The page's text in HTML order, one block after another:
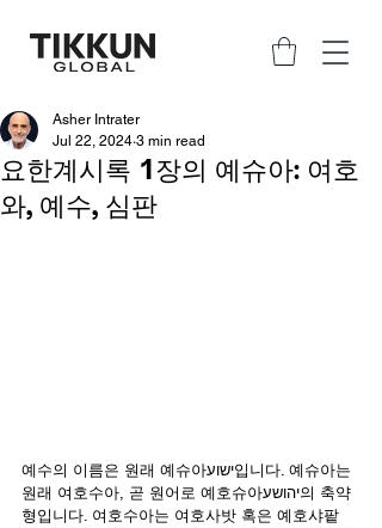
요한계시록 1장의 예슈아: 여호
와, 예수, 심판
Asher Intrater
Jul 22, 2024 3 min read
예수의 이름은 원래 예슈아ישוע입니다. 예슈아는
원래 여호수아, 곧 원어로 예호슈아יהושע의 축약
형입니다. 여호수아는 여호사밧 혹은 예호샤팥